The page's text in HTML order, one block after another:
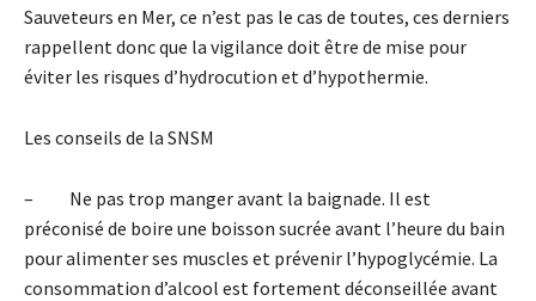
Sauveteurs en Mer, ce n’est pas le cas de toutes, ces derniers
rappellent donc que la vigilance doit être de mise pour
éviter les risques d’hydrocution et d’hypothermie.
Les conseils de la SNSM
– Ne pas trop manger avant la baignade. Il est
préconisé de boire une boisson sucrée avant l’heure du bain
pour alimenter ses muscles et prévenir l’hypoglycémie. La
consommation d’alcool est fortement déconseillée avant